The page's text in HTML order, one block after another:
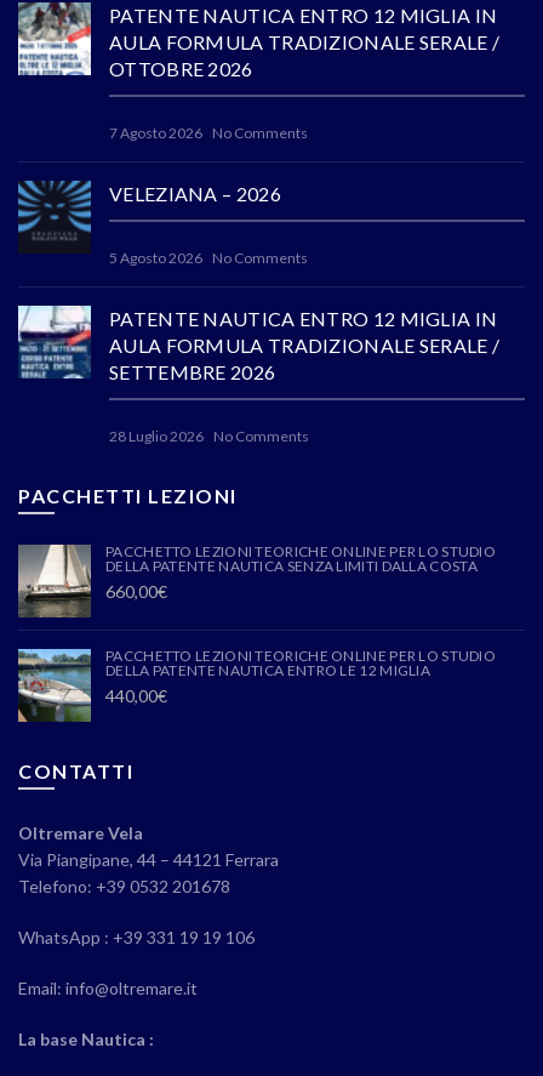
PATENTE NAUTICA ENTRO 12 MIGLIA IN
AULA FORMULA TRADIZIONALE SERALE /
OTTOBRE 2026
7 Agosto 2026 No Comments
VELEZIANA – 2026
5 Agosto 2026 No Comments
PATENTE NAUTICA ENTRO 12 MIGLIA IN
AULA FORMULA TRADIZIONALE SERALE /
SETTEMBRE 2026
28 Luglio 2026 No Comments
PACCHETTI LEZIONI
PACCHETTO LEZIONI TEORICHE ONLINE PER LO STUDIO
DELLA PATENTE NAUTICA SENZA LIMITI DALLA COSTA
660,00€
PACCHETTO LEZIONI TEORICHE ONLINE PER LO STUDIO
DELLA PATENTE NAUTICA ENTRO LE 12 MIGLIA
440,00€
CONTATTI
Oltremare Vela
Via Piangipane, 44 – 44121 Ferrara
Telefono: +39 0532 201678
WhatsApp : +39 331 19 19 106
Email: info@oltremare.it
La base Nautica :